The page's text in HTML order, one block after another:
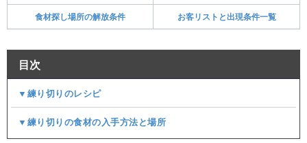
食材探し場所の解放条件 お客リストと出現条件一覧
目次
▼練り切りのレシピ
▼練り切りの食材の入手方法と場所